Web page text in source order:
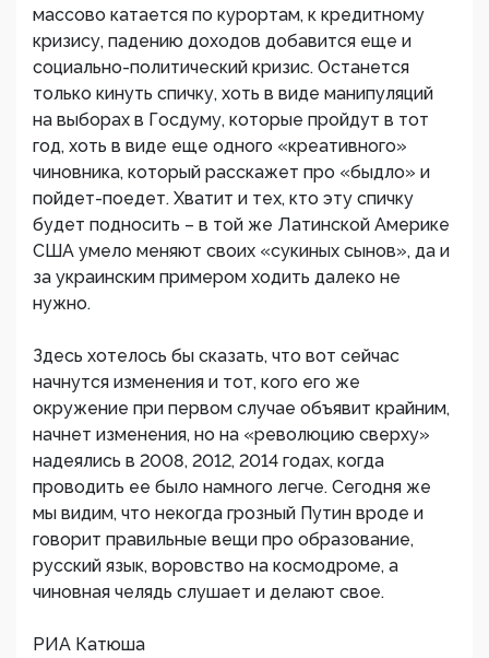
массово катается по курортам, к кредитному
кризису, падению доходов добавится еще и
социально-политический кризис. Останется
только кинуть спичку, хоть в виде манипуляций
на выборах в Госдуму, которые пройдут в тот
год, хоть в виде еще одного «креативного»
чиновника, который расскажет про «быдло» и
пойдет-поедет. Хватит и тех, кто эту спичку
будет подносить – в той же Латинской Америке
США умело меняют своих «сукиных сынов», да и
за украинским примером ходить далеко не
нужно.
Здесь хотелось бы сказать, что вот сейчас
начнутся изменения и тот, кого его же
окружение при первом случае объявит крайним,
начнет изменения, но на «революцию сверху»
надеялись в 2008, 2012, 2014 годах, когда
проводить ее было намного легче. Сегодня же
мы видим, что некогда грозный Путин вроде и
говорит правильные вещи про образование,
русский язык, воровство на космодроме, а
чиновная челядь слушает и делают свое.
РИА Катюша